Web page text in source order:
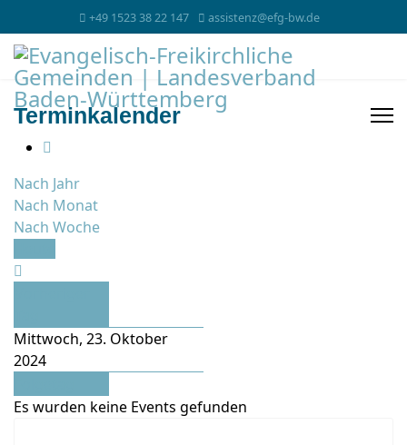
+49 1523 38 22 147 assistenz@efg-bw.de
Terminkalender
Nach Jahr
Nach Monat
Nach Woche
Mittwoch, 23. Oktober
2024
Es wurden keine Events gefunden